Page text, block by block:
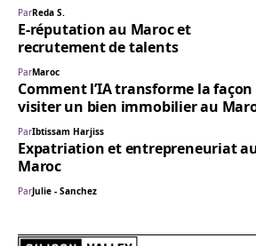
ParReda S.
E-réputation au Maroc et
recrutement de talents
ParMaroc
Comment l’IA transforme la façon
visiter un bien immobilier au
ParIbtissam Harjiss
Expatriation et entrepreneuriat
Maroc
ParJulie - Sanchez